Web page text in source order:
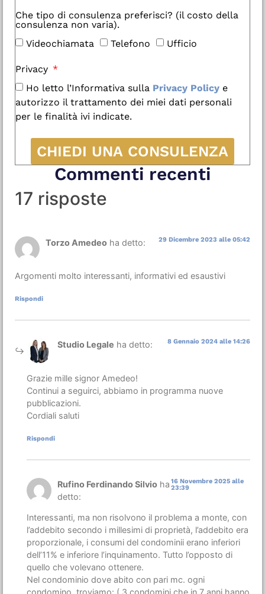
Che tipo di consulenza preferisci? (il costo della
consulenza non varia).
Videochiamata
Telefono Ufficio
Privacy
Ho letto l’Informativa sulla Privacy Policy e
autorizzo il trattamento dei miei dati personali
per le finalità ivi indicate.
CHIEDI UNA CONSULENZA
Commenti recenti
17 risposte
Torzo Amedeo ha detto: 29 Dicembre 2023 alle 05:42
Argomenti molto interessanti, informativi ed esaustivi
Rispondi
Studio Legale ha detto: 8 Gennaio 2024 alle 14:26
Grazie mille signor Amedeo!
Continui a seguirci, abbiamo in programma nuove
pubblicazioni.
Cordiali saluti
Rispondi
Rufino Ferdinando Silvio ha
detto:
16 Novembre 2025 alle
23:39
Interessanti, ma non risolvono il problema a monte, con
l’addebito secondo i millesimi di proprietà, l’addebito era
proporzionale, i consumi del condominii erano inferiori
dell’11% e inferiore l’inquinamento. Tutto l’opposto di
quello che volevano ottenere.
Nel condominio dove abito con pari mc. ogni